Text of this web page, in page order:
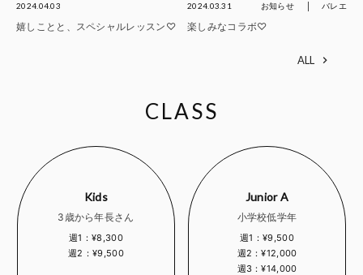
2024.04.03
嬉しことと、スペシャルレッスン♡
2024.03.31 お知らせ バレエ
楽しみなコラボ♡
ALL
CLASS
Kids
3歳から年長さん
週1：¥8,300
週2：¥9,500
Junior A
小学校低学年
週1：¥9,500
週2：¥12,000
週3：¥14,000